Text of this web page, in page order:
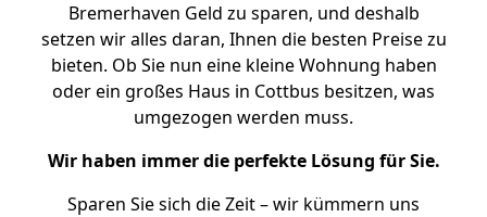
Bremerhaven Geld zu sparen, und deshalb
setzen wir alles daran, Ihnen die besten Preise zu
bieten. Ob Sie nun eine kleine Wohnung haben
oder ein großes Haus in Cottbus besitzen, was
umgezogen werden muss.
Wir haben immer die perfekte Lösung für Sie.
Sparen Sie sich die Zeit – wir kümmern uns